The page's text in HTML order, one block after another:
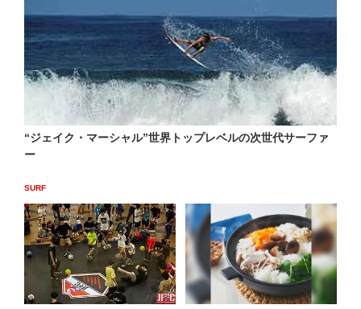
“ジェイク・マーシャル”世界トップレベルの次世代サーファ
ー
SURF